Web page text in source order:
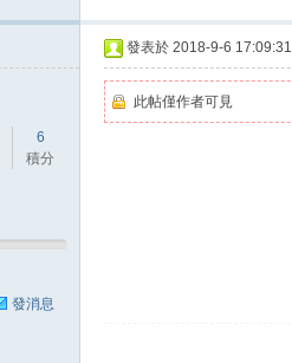
6
積分
發消息
發表於 2018-9-6 17:09:31
此帖僅作者可見